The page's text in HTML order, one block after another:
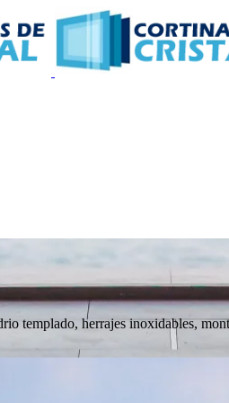
templado, herrajes inoxidables,